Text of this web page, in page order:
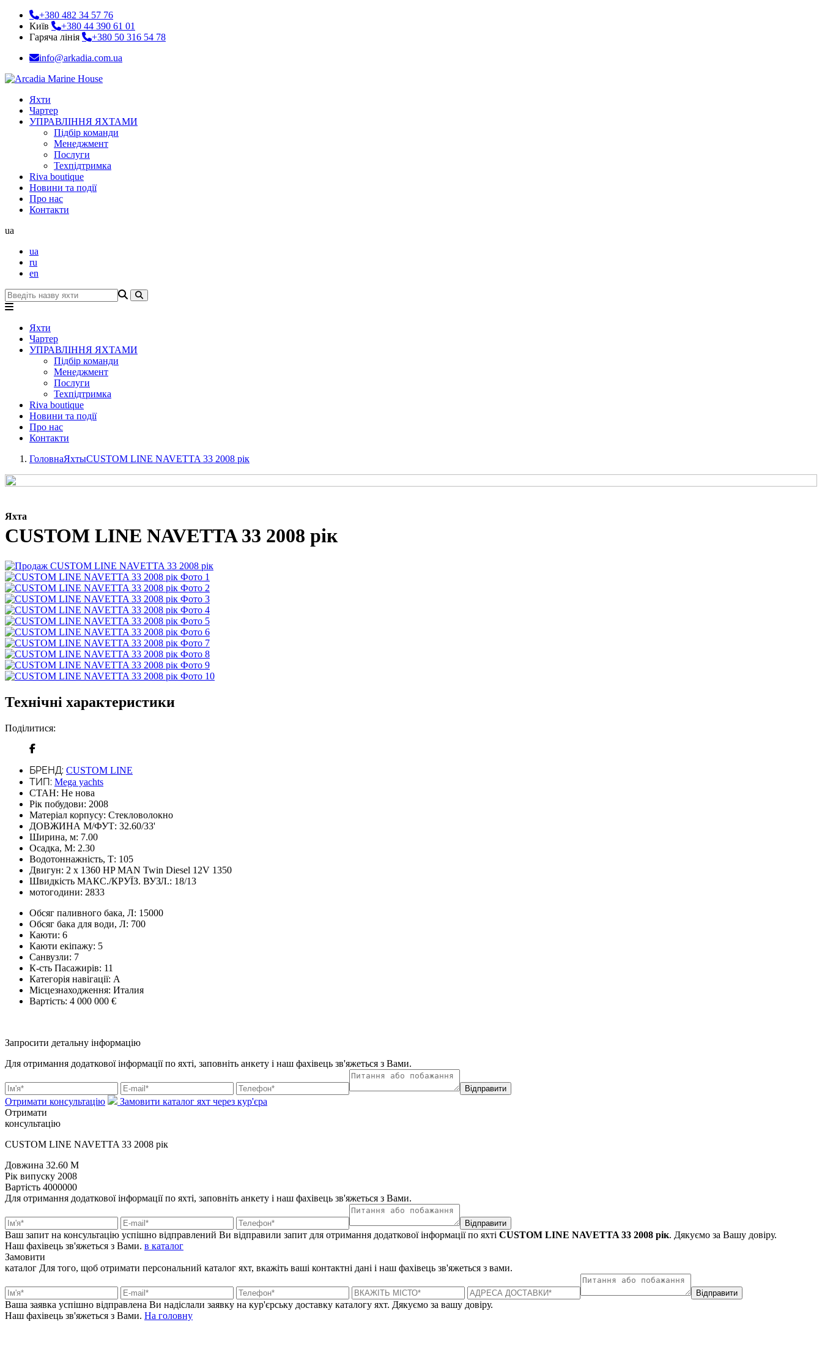
+380 482 34 57 76
Київ
+380 44 390 61 01
Гаряча лінія
+380 50 316 54 78
info@arkadia.com.ua
Яхти
Чартер
УПРАВЛІННЯ ЯХТАМИ
Підбір команди
Менеджмент
Послуги
Техпідтримка
Riva boutique
Новини та події
Про нас
Контакти
ua
ua
ru
en
Яхти
Чартер
УПРАВЛІННЯ ЯХТАМИ
Підбір команди
Менеджмент
Послуги
Техпідтримка
Riva boutique
Новини та події
Про нас
Контакти
ГоловнаЯхтыCUSTOM LINE NAVETTA 33 2008 рік
Яхта
CUSTOM LINE NAVETTA 33 2008 рік
Технічні характеристики
Поділитися:
БРЕНД: CUSTOM LINE
ТИП: Mega yachts
СТАН: Не нова
Рік побудови: 2008
Матеріал корпусу: Стекловолокно
ДОВЖИНА М/ФУТ: 32.60/33'
Ширина, м: 7.00
Осадка, М: 2.30
Водотоннажність, Т: 105
Двигун: 2 x 1360 HP MAN Twin Diesel 12V 1350
Швидкість МАКС./КРУЇЗ. ВУЗЛ.: 18/13
мотогодини: 2833
Обсяг паливного бака, Л: 15000
Обсяг бака для води, Л: 700
Каюти: 6
Каюти екіпажу: 5
Санвузли: 7
К-сть Пасажирів: 11
Категорія навігації: A
Місцезнаходження: Италия
Вартість: 4 000 000 €
Запросити детальну інформацію
Для отримання додаткової інформації по яхті, заповніть анкету і наш фахівець зв'яжеться з Вами.
Відправити
Отримати консультацію
Замовити каталог яхт через кур'єра
Отримати
консультацію
CUSTOM LINE NAVETTA 33 2008 рік
Довжина 32.60 M
Рік випуску 2008
Вартість 4000000
Для отримання додаткової інформації по яхті, заповніть анкету і наш фахівець зв'яжеться з Вами.
Відправити
Ваш запит на консультацію успішно відправлений Ви відправили запит для отримання додаткової інформації по яхті CUSTOM LINE NAVETTA 33 2008 рік. Дякуємо за Вашу довіру.
Наш фахівець зв'яжеться з Вами. в каталог
Замовити
каталог Для того, щоб отримати персональний каталог яхт, вкажіть ваші контактні дані і наш фахівець зв'яжеться з вами.
Відправити
Ваша заявка успішно відправлена Ви надіслали заявку на кур'єрську доставку каталогу яхт. Дякуємо за вашу довіру.
Наш фахівець зв'яжеться з Вами. На головну